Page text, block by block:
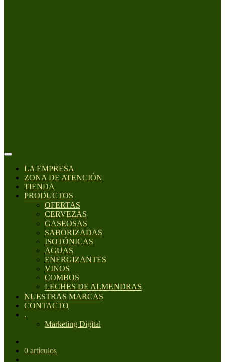
LA EMPRESA
ZONA DE ATENCIÓN
TIENDA
PRODUCTOS
OFERTAS
CERVEZAS
GASEOSAS
SABORIZADAS
ISOTÓNICAS
AGUAS
ENERGIZANTES
VINOS
COMBOS
LECHES DE ALMENDRAS
NUESTRAS MARCAS
CONTACTO
.
Marketing Digital
0 artículos